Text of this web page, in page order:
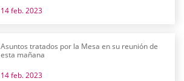
14 feb. 2023
Asuntos tratados por la Mesa en su reunión de
esta mañana
14 feb. 2023